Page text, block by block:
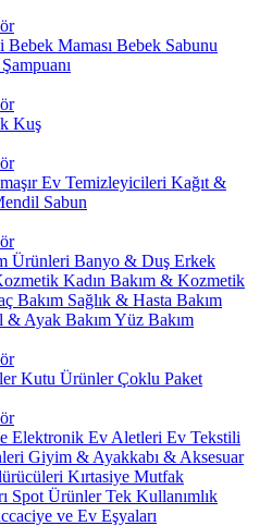
Bebek Maması Bebek Sabunu
Kuş
Ev Temizleyicileri Kağıt &
Sabun
Ürünleri Banyo & Duş Erkek
Kadın Bakım & Kozmetik
Bakım Sağlık & Hasta Bakım
Ayak BakımYüz Bakım
Kutu ÜrünlerÇoklu Paket
Elektronik Ev Aletleri Ev Tekstili
Giyim & Ayakkabı & Aksesuar
Kırtasiye Mutfak
Spot ÜrünlerTek Kullanımlık
ve Ev Eşyaları